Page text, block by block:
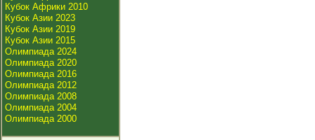
Кубок Африки 2010
Кубок Азии 2023
Кубок Азии 2019
Кубок Азии 2015
Олимпиада 2024
Олимпиада 2020
Олимпиада 2016
Олимпиада 2012
Олимпиада 2008
Олимпиада 2004
Олимпиада 2000